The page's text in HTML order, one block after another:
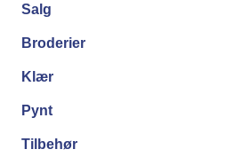
Salg
Broderier
Klær
Pynt
Tilbehør